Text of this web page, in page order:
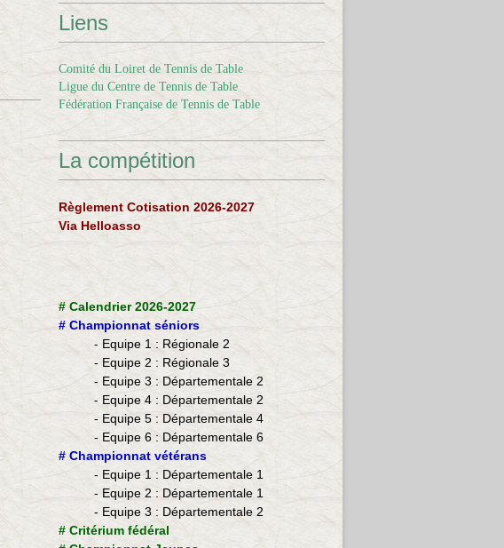
Liens
Comité du Loiret de Tennis de Table
Ligue du Centre de Tennis de Table
Fédération Française de Tennis de Table
La compétition
Règlement Cotisation 2026-2027
Via Helloasso
# Calendrier 2026-2027
# Championnat séniors
- Equipe 1 : Régionale 2
- Equipe 2 : Régionale 3
- Equipe 3 : Départementale 2
- Equipe 4 : Départementale 2
- Equipe 5 : Départementale 4
- Equipe 6 : Départementale 6
​# Championnat vétérans
- ​Equipe 1 : Départementale 1
- Equipe 2 : Départementale 1
- Equipe 3 : Départementale 2
# Critérium fédéral